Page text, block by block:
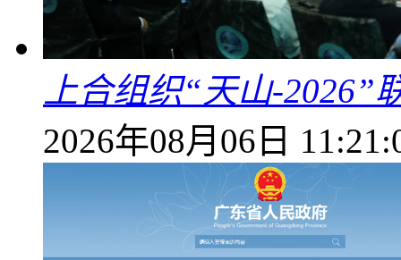
上合组织“天山-2026”
2026年08月06日